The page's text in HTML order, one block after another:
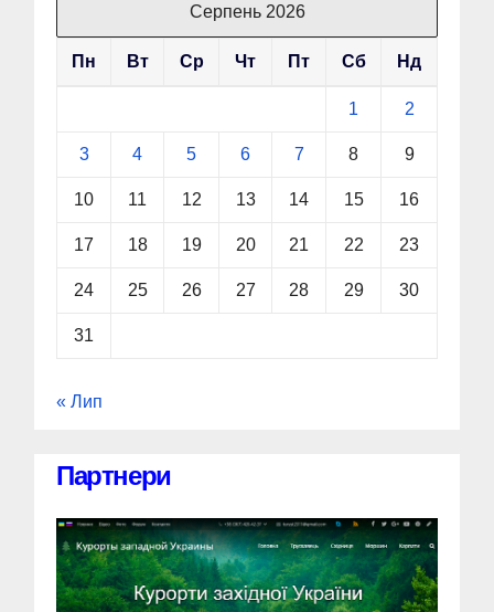
Серпень 2026
Пн Вт Ср Чт Пт Сб Нд
1 2
3 4 5 6 7 8 9
10 11 12 13 14 15 16
17 18 19 20 21 22 23
24 25 26 27 28 29 30
31
« Лип
Партнери